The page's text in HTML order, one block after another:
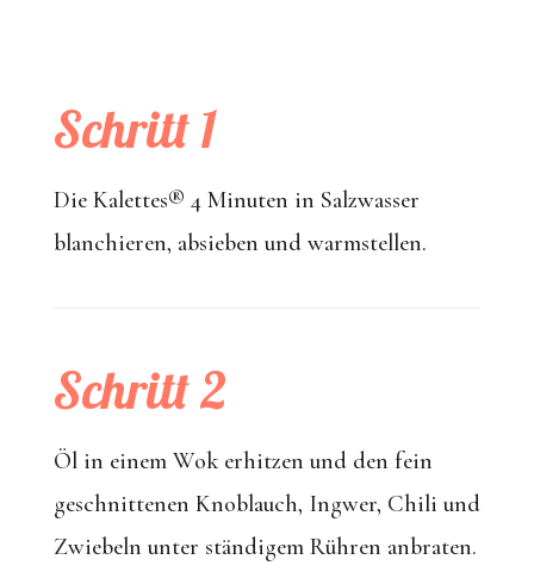
Schritt 1
Die Kalettes® 4 Minuten in Salzwasser
blanchieren, absieben und warmstellen.
Schritt 2
Öl in einem Wok erhitzen und den fein
geschnittenen Knoblauch, Ingwer, Chili und
Zwiebeln unter ständigem Rühren anbraten.